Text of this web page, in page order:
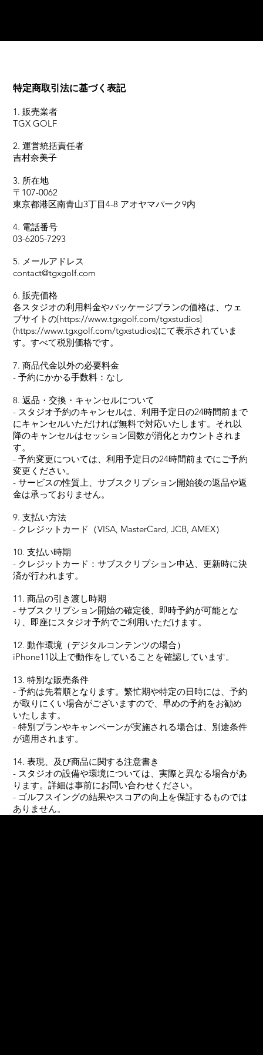
特定商取引法に基づく表記
1. 販売業者
TGX GOLF
2. 運営統括責任者
吉村奈美子
3. 所在地
〒107-0062
東京都港区南青山3丁目4-8 アオヤマパーク9内
4. 電話番号
03-6205-7293
5. メールアドレス
contact@tgxgolf.com
6. 販売価格
各スタジオの利用料金やパッケージプランの価格は、ウェ
ブサイトの[https://www.tgxgolf.com/tgxstudios]
(https://www.tgxgolf.com/tgxstudios)にて表示されていま
す。すべて税別価格です。
7. 商品代金以外の必要料金
- 予約にかかる手数料：なし
8. 返品・交換・キャンセルについて
- スタジオ予約のキャンセルは、利用予定日の24時間前まで
にキャンセルいただければ無料で対応いたします。それ以
降のキャンセルはセッション回数が消化とカウントされま
す。
- 予約変更については、利用予定日の24時間前までにご予約
変更ください。
- サービスの性質上、サブスクリプション開始後の返品や返
金は承っておりません。
9. 支払い方法
- クレジットカード（VISA, MasterCard, JCB, AMEX）
10. 支払い時期
- クレジットカード：サブスクリプション申込、更新時に決
済が行われます。
11. 商品の引き渡し時期
- サブスクリプション開始の確定後、即時予約が可能とな
り、即座にスタジオ予約でご利用いただけます。
12. 動作環境（デジタルコンテンツの場合）
iPhone11以上で動作をしていることを確認しています。
13. 特別な販売条件
- 予約は先着順となります。繁忙期や特定の日時には、予約
が取りにくい場合がございますので、早めの予約をお勧め
いたします。
- 特別プランやキャンペーンが実施される場合は、別途条件
が適用されます。
14. 表現、及び商品に関する注意書き
- スタジオの設備や環境については、実際と異なる場合があ
ります。詳細は事前にお問い合わせください。
- ゴルフスイングの結果やスコアの向上を保証するものでは
ありません。